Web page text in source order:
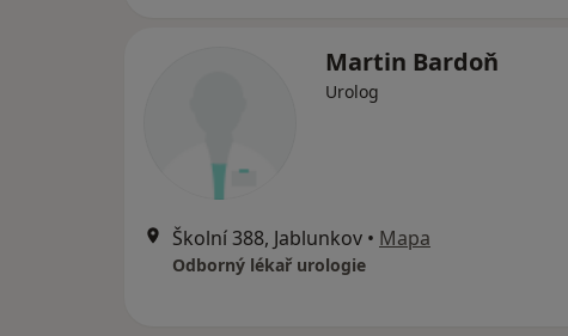
Martin Bardoň
Urolog
Školní 388, Jablunkov • Mapa
Odborný lékař urologie